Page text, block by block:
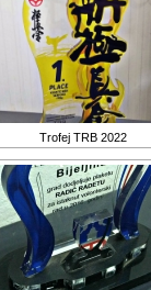
Trofej TRB 2022